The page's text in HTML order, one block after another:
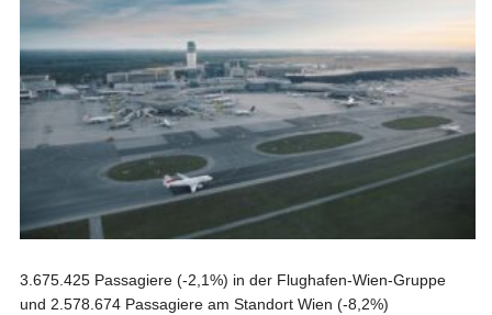
3.675.425 Passagiere (-2,1%) in der Flughafen-Wien-Gruppe
und 2.578.674 Passagiere am Standort Wien (-8,2%)